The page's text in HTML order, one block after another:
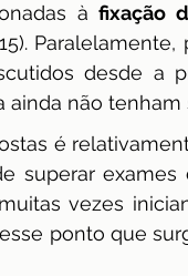
à fixação
desde a
não tenham
é
superar
vezes
ponto que